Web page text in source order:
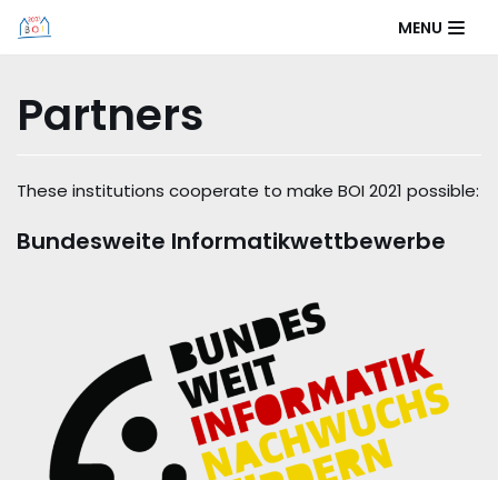
Skip
MENU
Partners
These institutions cooperate to make BOI 2021 possible:
Bundesweite Informatikwettbewerbe